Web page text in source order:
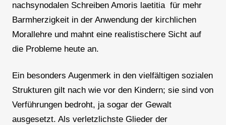
nachsynodalen Schreiben Amoris laetitia für mehr
Barmherzigkeit in der Anwendung der kirchlichen
Morallehre und mahnt eine realistischere Sicht auf
die Probleme heute an.
Ein besonders Augenmerk in den vielfältigen sozialen
Strukturen gilt nach wie vor den Kindern; sie sind von
Verführungen bedroht, ja sogar der Gewalt
ausgesetzt. Als verletzlichste Glieder der